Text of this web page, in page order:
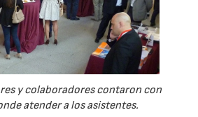
y colaboradores contaron con
atender a los asistentes.